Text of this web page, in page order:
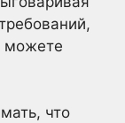
можете
что